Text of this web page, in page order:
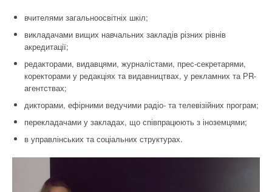
вчителями загальноосвітніх шкіл;
викладачами вищих навчальних закладів різних рівнів
акредитації;
редакторами, видавцями, журналістами, прес-секретарями,
коректорами у редакціях та видавництвах, у рекламних та РR-
агентствах;
дикторами, ефірними ведучими радіо- та телевізійних програм;
перекладачами у закладах, що співпрацюють з іноземцями;
в управлінських та соціальних структурах.